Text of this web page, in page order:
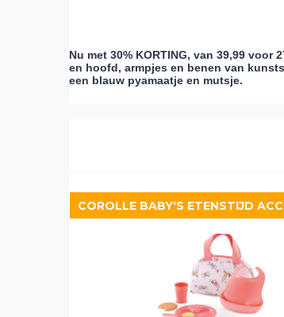
Nu met 30% KORTING, van 39,99 voor
en hoofd, armpjes en benen van
een blauw pyamaatje en mutsje.